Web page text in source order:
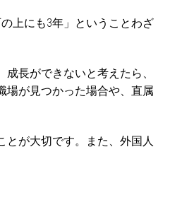
上にも3年」ということわざ
長ができないと考えたら、
場が見つかった場合や、直属
が大切です。また、外国人